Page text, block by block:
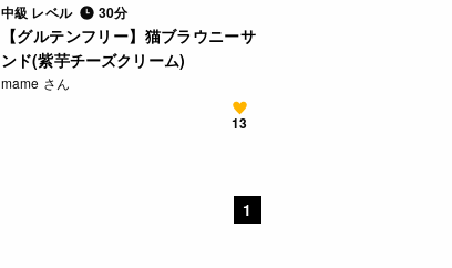
中級 レベル 30分
【グルテンフリー】猫ブラウニーサ
ンド(紫芋チーズクリーム)
mame さん
13
1